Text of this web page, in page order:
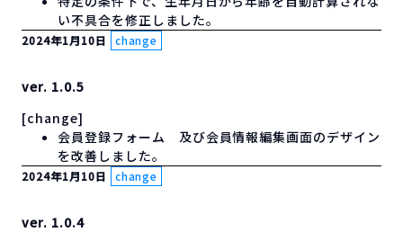
い不具合を修正しました。
2024年1月10日 change
ver. 1.0.5
[change]
会員登録フォーム 及び会員情報編集画面のデザイン
を改善しました。
2024年1月10日 change
ver. 1.0.4